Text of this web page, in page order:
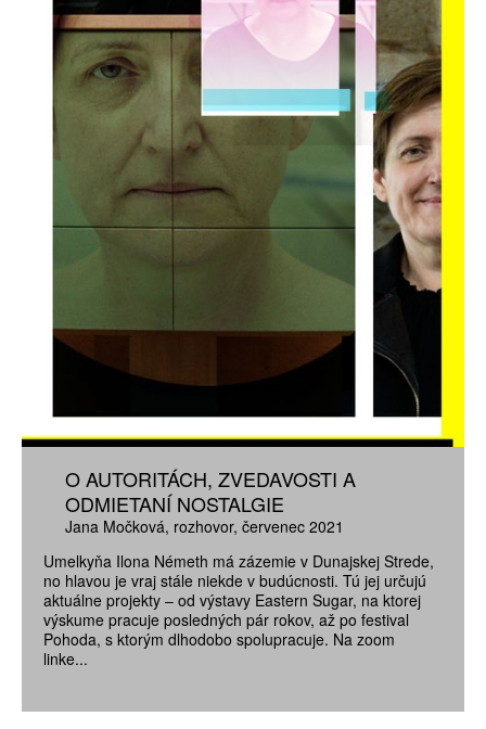
O AUTORITÁCH, ZVEDAVOSTI A
ODMIETANÍ NOSTALGIE
Jana Močková rozhovor červenec 2021
Umelkyňa Ilona Németh má zázemie v Dunajskej Strede,
no hlavou je vraj stále niekde v budúcnosti. Tú jej určujú
aktuálne projekty – od výstavy Eastern Sugar, na ktorej
výskume pracuje posledných pár rokov, až po festival
Pohoda, s ktorým dlhodobo spolupracuje. Na zoom
linke...